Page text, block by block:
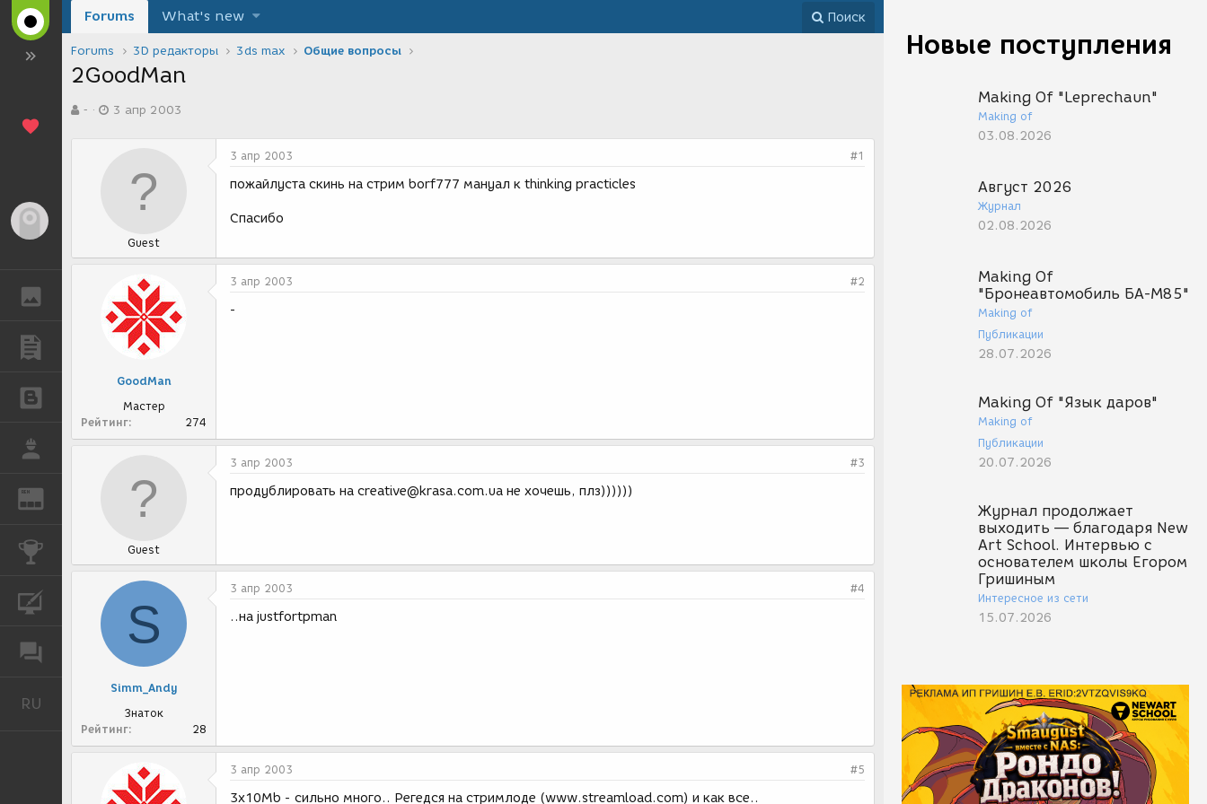
ПУБЛИКАЦИИ
REN
КОНКУРСЫ
КУРСЫ
ФОРУМ
RU
Новые поступления
Making Of "Leprechaun"
Making of
03.08.2026
Август 2026
Журнал
02.08.2026
Making Of
"Бронеавтомобиль БА-М85"
Making of
Публикации
28.07.2026
Making Of "Язык даров"
Making of
Публикации
20.07.2026
Журнал продолжает
выходить — благодаря New
Art School. Интервью с
основателем школы Егором
Гришиным
Интересное из сети
15.07.2026
Forums What's new Поиск
Forums 3D редакторы 3ds max Общие вопросы
2GoodMan
в-
а
и
3 апр 2003
Guest
3 апр 2003 #1
пожайлуста скинь на стрим borf777 мануал к thinking practicles
Спасибо
GoodMan
Мастер
Рейтинг
274
3 апр 2003 #2
-
Guest
3 апр 2003 #3
продублировать на creative@krasa.com.ua не хочешь, плз))))))
S
Simm_Andy
Знаток
Рейтинг
28
3 апр 2003 #4
..на justfortpman
3 апр 2003 #5
3x10Mb - сильно много.. Регедся на стримлоде (www.streamload.com) и как все..